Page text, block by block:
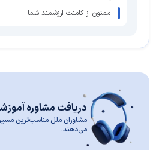
ممنون از کامنت ارزشمند شما
دریافت مشاوره
مشاوران ملل مناسب‌ترین مسیر
می‌دهند.